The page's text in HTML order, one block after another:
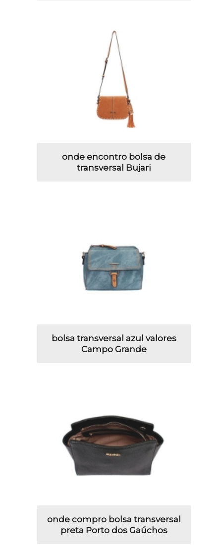
onde encontro bolsa de
transversal Bujari
bolsa transversal azul valores
Campo Grande
onde compro bolsa transversal
preta Porto dos Gaúchos